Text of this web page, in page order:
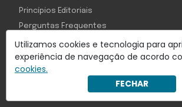
Utilizamos cookies e tecnologia para
experiência de navegação de acordo
cookies.
FECHAR
Com inteligência e tecnologia:
Object1ve - Marketing Solution
Princípios Editoriais
Perguntas Frequentes